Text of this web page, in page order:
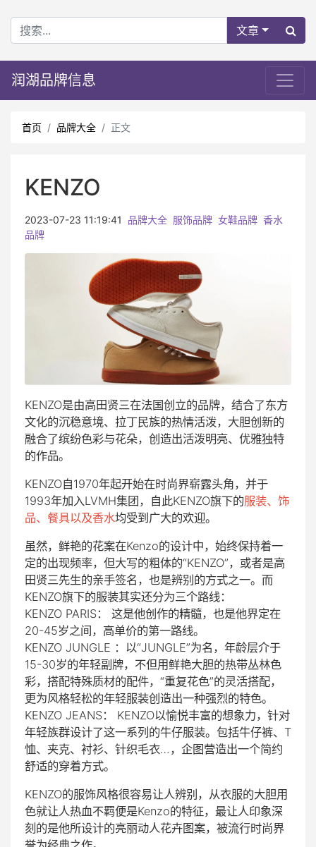
文章
润湖品牌信息
首页 品牌大全 正文
KENZO
2023-07-23 11:19:41 品牌大全 服饰品牌 女鞋品牌 香水
品牌
KENZO是由高田贤三在法国创立的品牌，结合了东方
文化的沉稳意境、拉丁民族的热情活泼，大胆创新的
融合了缤纷色彩与花朵，创造出活泼明亮、优雅独特
的作品。
KENZO自1970年起开始在时尚界崭露头角，并于
1993年加入LVMH集团，自此KENZO旗下的服装、饰
品、餐具以及香水均受到广大的欢迎。
虽然，鲜艳的花案在Kenzo的设计中，始终保持着一
定的出现频率，但大写的粗体的“KENZO”，或者是高
田贤三先生的亲手签名，也是辨别的方式之一。而
KENZO旗下的服装其实还分为三个路线：
KENZO PARIS： 这是他创作的精髓，也是他界定在
20-45岁之间，高单价的第一路线。
KENZO JUNGLE ：以“JUNGLE”为名，年龄层介于
15-30岁的年轻副牌，不但用鲜艳大胆的热带丛林色
彩，搭配特殊质材的配件，“重复花色”的灵活搭配，
更为风格轻松的年轻服装创造出一种强烈的特色。
KENZO JEANS： KENZO以愉悦丰富的想象力，针对
年轻族群设计了这一系列的牛仔服装。包括牛仔裤、T
恤、夹克、衬衫、针织毛衣…，企图营造出一个简约
舒适的穿着方式。
KENZO的服饰风格很容易让人辨别，从衣服的大胆用
色就让人热血不羁便是Kenzo的特征，最让人印象深
刻的是他所设计的亮丽动人花卉图案，被流行时尚界